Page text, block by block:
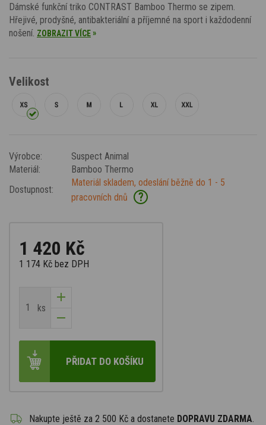
Dámské funkční triko CONTRAST Bamboo Thermo se zipem.
Hřejivé, prodyšné, antibakteriální a příjemné na sport i každodenní
nošení. ZOBRAZIT VÍCE»
Velikost
Výrobce:
Suspect Animal
Materiál:
Bamboo Thermo
Dostupnost:
Materiál skladem, odeslání běžně do 1 - 5
pracovních dnů
?
1 420 Kč
1 174 Kč bez DPH
ks
PŘIDAT DO KOŠÍKU
Nakupte ještě za 2 500 Kč a dostanete DOPRAVU ZDARMA